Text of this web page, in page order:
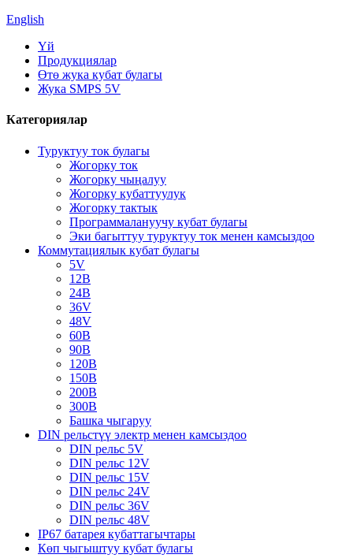
English
Үй
Продукциялар
Өтө жука кубат булагы
Жука SMPS 5V
Категориялар
Туруктуу ток булагы
Жогорку ток
Жогорку чыңалуу
Жогорку кубаттуулук
Жогорку тактык
Программалануучу кубат булагы
Эки багыттуу туруктуу ток менен камсыздоо
Коммутациялык кубат булагы
5V
12В
24В
36V
48V
60В
90В
120В
150В
200В
300В
Башка чыгаруу
DIN рельстүү электр менен камсыздоо
DIN рельс 5V
DIN рельс 12V
DIN рельс 15V
DIN рельс 24V
DIN рельс 36V
DIN рельс 48V
IP67 батарея кубаттагычтары
Көп чыгыштуу кубат булагы